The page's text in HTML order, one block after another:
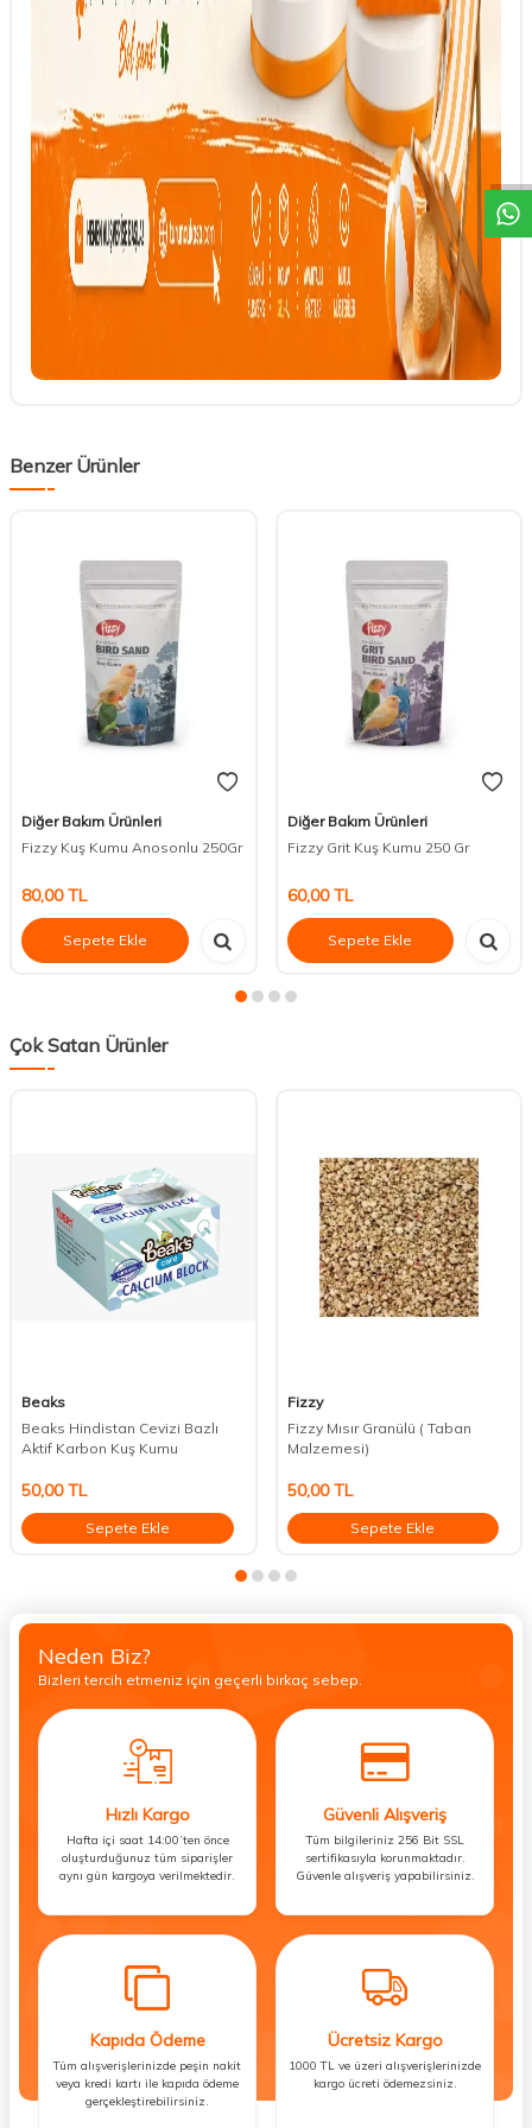
DESTEK
Benzer Ürünler
Diğer Bakım Ürünleri
Fizzy Kuş Kumu Anosonlu 250Gr
80,00TL
Sepete Ekle
Diğer Bakım Ürünleri
Fizzy Grit Kuş Kumu 250 Gr
60,00TL
Sepete Ekle
Çok Satan Ürünler
Beaks
Beaks Hindistan Cevizi Bazlı
Aktif Karbon Kuş Kumu
50,00TL
Sepete Ekle
Fizzy
Fizzy Mısır Granülü ( Taban
Malzemesi)
50,00TL
Sepete Ekle
Neden Biz?
Bizleri tercih etmeniz için geçerli birkaç sebep.
Hızlı Kargo
Hafta içi saat 14:00’ten önce
oluşturduğunuz tüm siparişler
aynı gün kargoya verilmektedir.
Güvenli Alışveriş
Tüm bilgileriniz 256 Bit SSL
sertifikasıyla korunmaktadır.
Güvenle alışveriş yapabilirsiniz.
Kapıda Ödeme
Tüm alışverişlerinizde peşin nakit
veya kredi kartı ile kapıda ödeme
gerçekleştirebilirsiniz.
Ücretsiz Kargo
1000 TL ve üzeri alışverişlerinizde
kargo ücreti ödemezsiniz.